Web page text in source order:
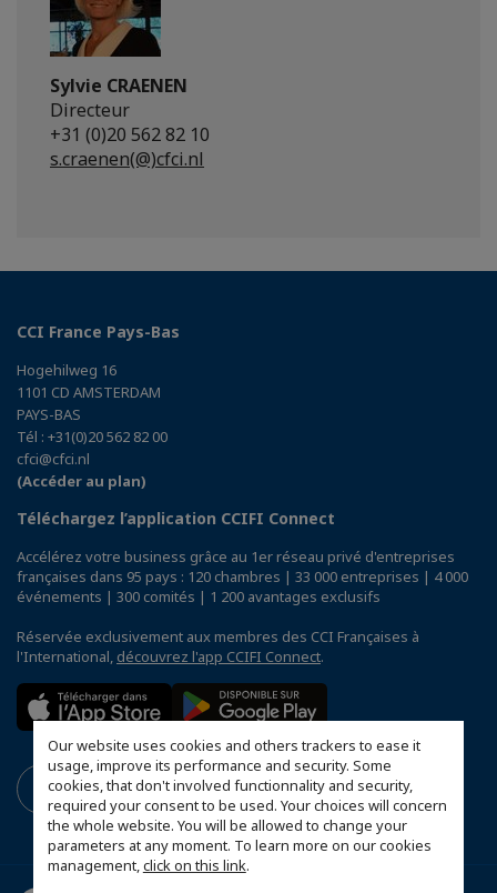
Our website uses cookies and others trackers to ease it
usage, improve its performance and security. Some
cookies, that don't involved functionnality and security,
required your consent to be used. Your choices will concern
the whole website. You will be allowed to change your
parameters at any moment. To learn more on our cookies
management,click on this link.
Sylvie CRAENEN
Directeur
+31 (0)20 562 82 10
s.craenen(@)cfci.nl
CCI France Pays-Bas
Hogehilweg 16
1101 CD AMSTERDAM
PAYS-BAS
Tél : +31(0)20 562 82 00
cfci@cfci.nl
(Accéder au plan)
Téléchargez l’application CCIFI Connect
Accélérez votre business grâce au 1er réseau privé d'entreprises
françaises dans 95 pays : 120 chambres | 33 000 entreprises | 4 000
événements | 300 comités | 1 200 avantages exclusifs
Réservée exclusivement aux membres des CCI Françaises à
l'International, découvrez l'app CCIFI Connect.